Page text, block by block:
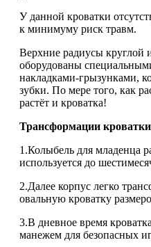
У данной кроватки
к минимуму риск травм.
Верхние радиусы круглой
оборудованы
накладками-грызунками,
зубки. По мере того, как
растёт и кроватка!
Трансформации
1.Колыбель для младенца
используется до
2.Далее корпус легко
овальную кроватку
3.В дневное время
манежем для безопасных